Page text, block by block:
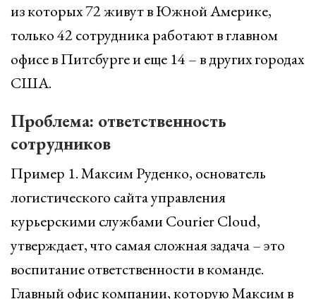
из которых 72 живут в Южной Америке,
только 42 сотрудника работают в главном
офисе в Питсбурге и еще 14 – в других городах
США.
Проблема: ответственность
сотрудников
Пример 1. Максим Руденко, основатель
логистического сайта управления
курьерскими службами Courier Cloud,
утверждает, что самая сложная задача – это
воспитание ответственности в команде.
Главный офис компании, которую Максим в